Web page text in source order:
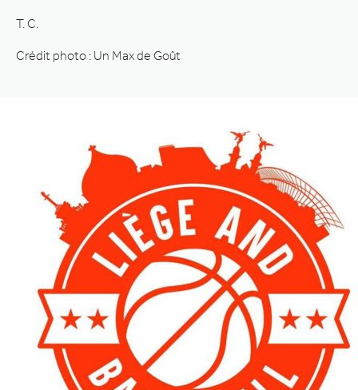
T. C.
Crédit photo : Un Max de Goût